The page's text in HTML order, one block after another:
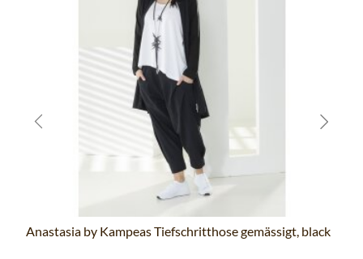
Anastasia by Kampeas Tiefschritthose gemässigt, black